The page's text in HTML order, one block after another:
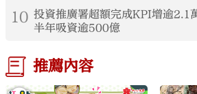
10 投資推廣署超額完成KPI增逾
半年吸資逾500億
推薦內容